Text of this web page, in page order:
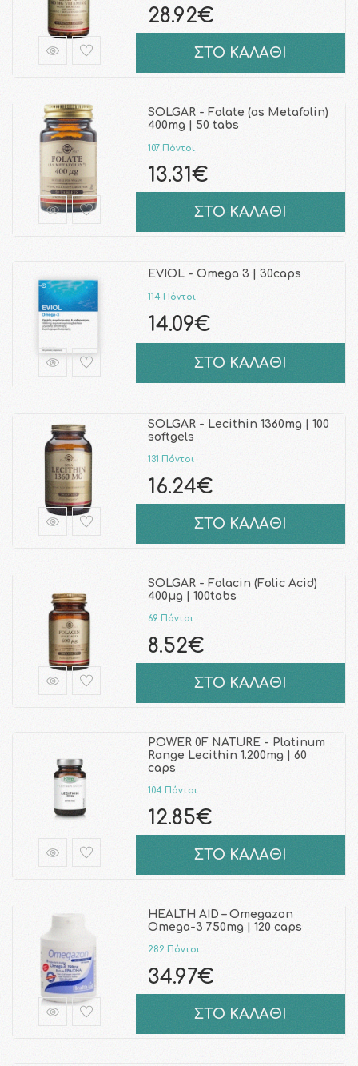
28.92€
ΣΤΟ ΚΑΛΑΘΙ
SOLGAR - Folate (as Metafolin)
400mg | 50 tabs
107 Πόντοι
13.31€
ΣΤΟ ΚΑΛΑΘΙ
EVIOL - Omega 3 | 30caps
114 Πόντοι
14.09€
ΣΤΟ ΚΑΛΑΘΙ
SOLGAR - Lecithin 1360mg | 100
softgels
131 Πόντοι
16.24€
ΣΤΟ ΚΑΛΑΘΙ
SOLGAR - Folacin (Folic Acid)
400μg | 100tabs
69 Πόντοι
8.52€
ΣΤΟ ΚΑΛΑΘΙ
POWER 0F NATURE - Platinum
Range Lecithin 1.200mg | 60
caps
104 Πόντοι
12.85€
ΣΤΟ ΚΑΛΑΘΙ
HEALTH AID – Omegazon
Omega-3 750mg | 120 caps
282 Πόντοι
34.97€
ΣΤΟ ΚΑΛΑΘΙ